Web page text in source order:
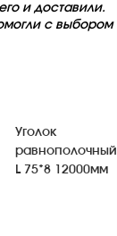
и доставили.
с выбором
Уголок
равнополочный
L 75*8 12000мм